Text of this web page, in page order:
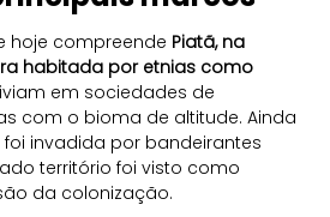
hoje compreende Piatã, na
habitada por etnias como
em sociedades de
com o bioma de altitude. Ainda
invadida por bandeirantes
território foi visto como
da colonização.